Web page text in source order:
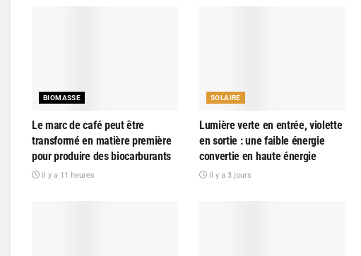
BIOMASSE
Le marc de café peut être
transformé en matière première
pour produire des biocarburants
il y a 11 heures
SOLAIRE
Lumière verte en entrée, violette
en sortie : une faible énergie
convertie en haute énergie
il y a 3 jours